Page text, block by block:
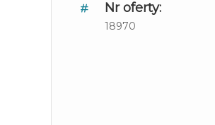
Nr oferty:
18970